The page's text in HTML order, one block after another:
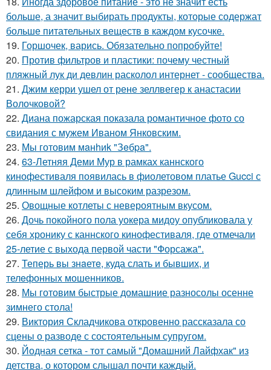
больше, а значит выбирать продукты, которые содержат
больше питательных веществ в каждом кусочке.
19. Горшочек, варись. Обязательно попробуйте!
20. Против фильтров и пластики: почему честный
пляжный лук ди девлин расколол интернет - сообщества.
21. Джим керри ушел от рене зеллвегер к анастасии
Волочковой?
22. Диана пожарская показала романтичное фото со
свидания с мужем Иваном Янковским.
23. Мы готовим мaнhиk "Зeбpa".
24. 63-Летняя Деми Мур в рамках каннского
кинофестиваля появилась в фиолетовом платье Gucci с
длинным шлейфом и высоким разрезом.
25. Овощные котлеты с невероятным вкусом.
26. Дочь покойного пола уокера мидоу опубликовала у
себя хронику с каннского кинофестиваля, где отмечали
25-летие с выхода первой части "Форсажа".
27. Теперь вы знaетe, куда слать и бывших, и
телeфонныx мошенников.
28. Мы готовим быстрые домашние разносолы осенне
зимнего стола!
29. Виктория Складчикова откровенно рассказала со
сцены о разводе с состоятельным супругом.
30. Йодная сетка - тот самый "Домашний Лайфхак" из
детства, о котором слышал почти каждый.